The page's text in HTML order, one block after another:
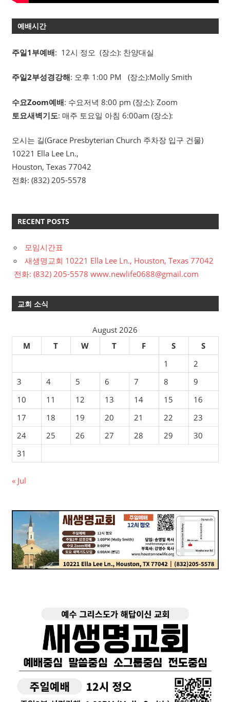
예배시간
주일1부예배: 12시 정오 (장소): 찬양대실
주일2부성경강해: 오후 1:00 PM (장소):Molly Smith
수요Zoom예배: 수요저녁 8:00 pm (장소): Zoom
토요새벽기도: 매주 토요일 아침 6:00am (장소):
오시는 길(Grace Presbyterian Church 주차장 입구 건물)
10221 Ella Lee Ln.,
Houston, Texas 77042
전화: (832) 205-5578
RECENT POSTS
모임시간표
새생명교회 10221 Ella Lee Ln., Houston, Texas 77042
전화: (832) 205-5578 www.newlife0688@gmail.com
교회 소식
August 2026
M
T W T F S
S
1
2
3
4 5 6 7 8
9
10
11 12 13 14 15
16
17
18 19 20 21 22
23
24
25 26 27 28 29
30
31
« Jul